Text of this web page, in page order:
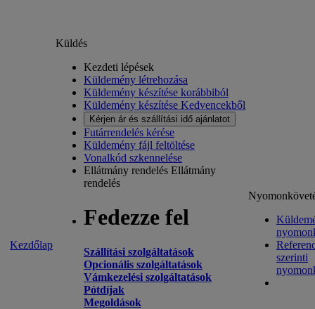
Kezdőlap
Küldés
Kezdeti lépések
Küldemény létrehozása
Küldemény készítése korábbiból
Küldemény készítése Kedvencekből
Kérjen ár és szállítási idő ajánlatot
Futárrendelés kérése
Küldemény fájl feltöltése
Vonalkód szkennelése
Ellátmány rendelés Ellátmány
rendelés
Fedezze fel
Szállítási szolgáltatások
Opcionális szolgáltatások
Vámkezelési szolgáltatások
Pótdíjak
Megoldások
szerinti